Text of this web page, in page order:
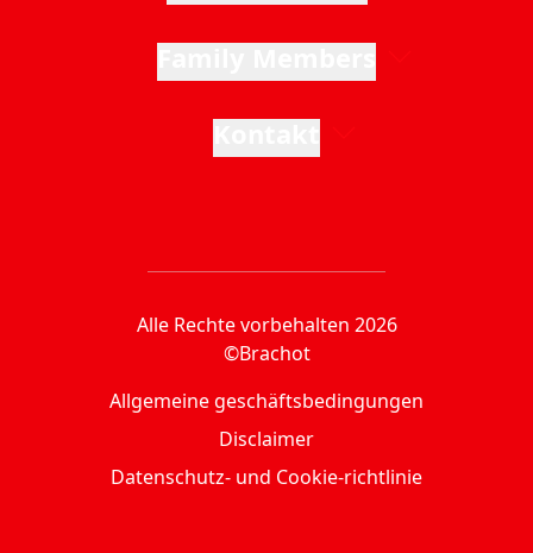
Alle Rechte vorbehalten 2026
©Brachot
Allgemeine geschäftsbedingungen
Disclaimer
Datenschutz- und Cookie-richtlinie